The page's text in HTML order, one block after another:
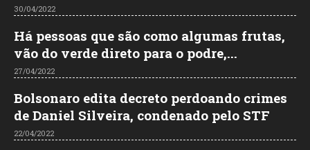
30/04/2022
Há pessoas que são como algumas frutas,
vão do verde direto para o podre,...
27/04/2022
Bolsonaro edita decreto perdoando crimes
de Daniel Silveira, condenado pelo STF
22/04/2022